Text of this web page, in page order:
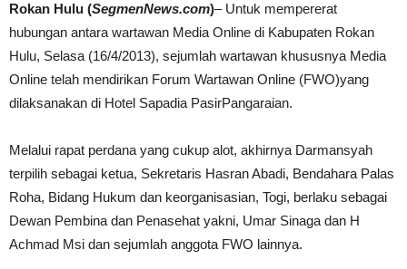
Rokan Hulu (SegmenNews.com)– Untuk mempererat
hubungan antara wartawan Media Online di Kabupaten Rokan
Hulu, Selasa (16/4/2013), sejumlah wartawan khususnya Media
Online telah mendirikan Forum Wartawan Online (FWO)yang
dilaksanakan di Hotel Sapadia PasirPangaraian.
Melalui rapat perdana yang cukup alot, akhirnya Darmansyah
terpilih sebagai ketua, Sekretaris Hasran Abadi, Bendahara Palas
Roha, Bidang Hukum dan keorganisasian, Togi, berlaku sebagai
Dewan Pembina dan Penasehat yakni, Umar Sinaga dan H
Achmad Msi dan sejumlah anggota FWO lainnya.